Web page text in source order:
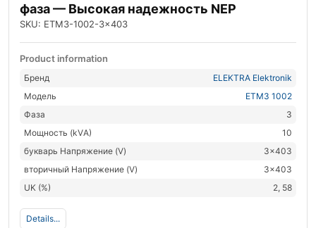
фаза — Высокая надежность NEP
SKU: ETM3-1002-3x403
Product information
Бренд
ELEKTRA Elektronik
Модель
ETM3 1002
Фаза
3
Мощность (kVА)
10
букварь Напряжение (V)
3×403
вторичный Напряжение (V)
3×403
UK (%)
2, 58
Details...